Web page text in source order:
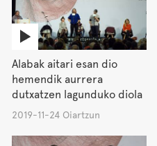
Alabak aitari esan dio
hemendik aurrera
dutxatzen lagunduko diola
2019-11-24 Oiartzun